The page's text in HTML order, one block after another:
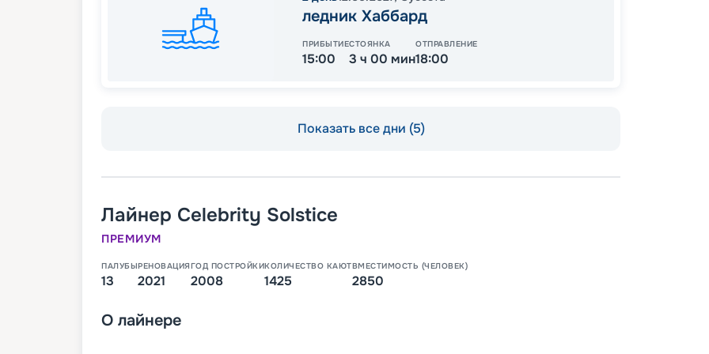
ледник Хаббард
ПРИБЫТИЕ
15:00
СТОЯНКА
3 ч 00 мин
ОТПРАВЛЕНИЕ
18:00
Показать все дни (5)
Лайнер Celebrity Solstice
ПРЕМИУМ
ПАЛУБЫ
13
РЕНОВАЦИЯ
2021
ГОД ПОСТРОЙКИ
2008
КОЛИЧЕСТВО КАЮТ
1425
ВМЕСТИМОСТЬ (ЧЕЛОВЕК)
2850
О лайнере